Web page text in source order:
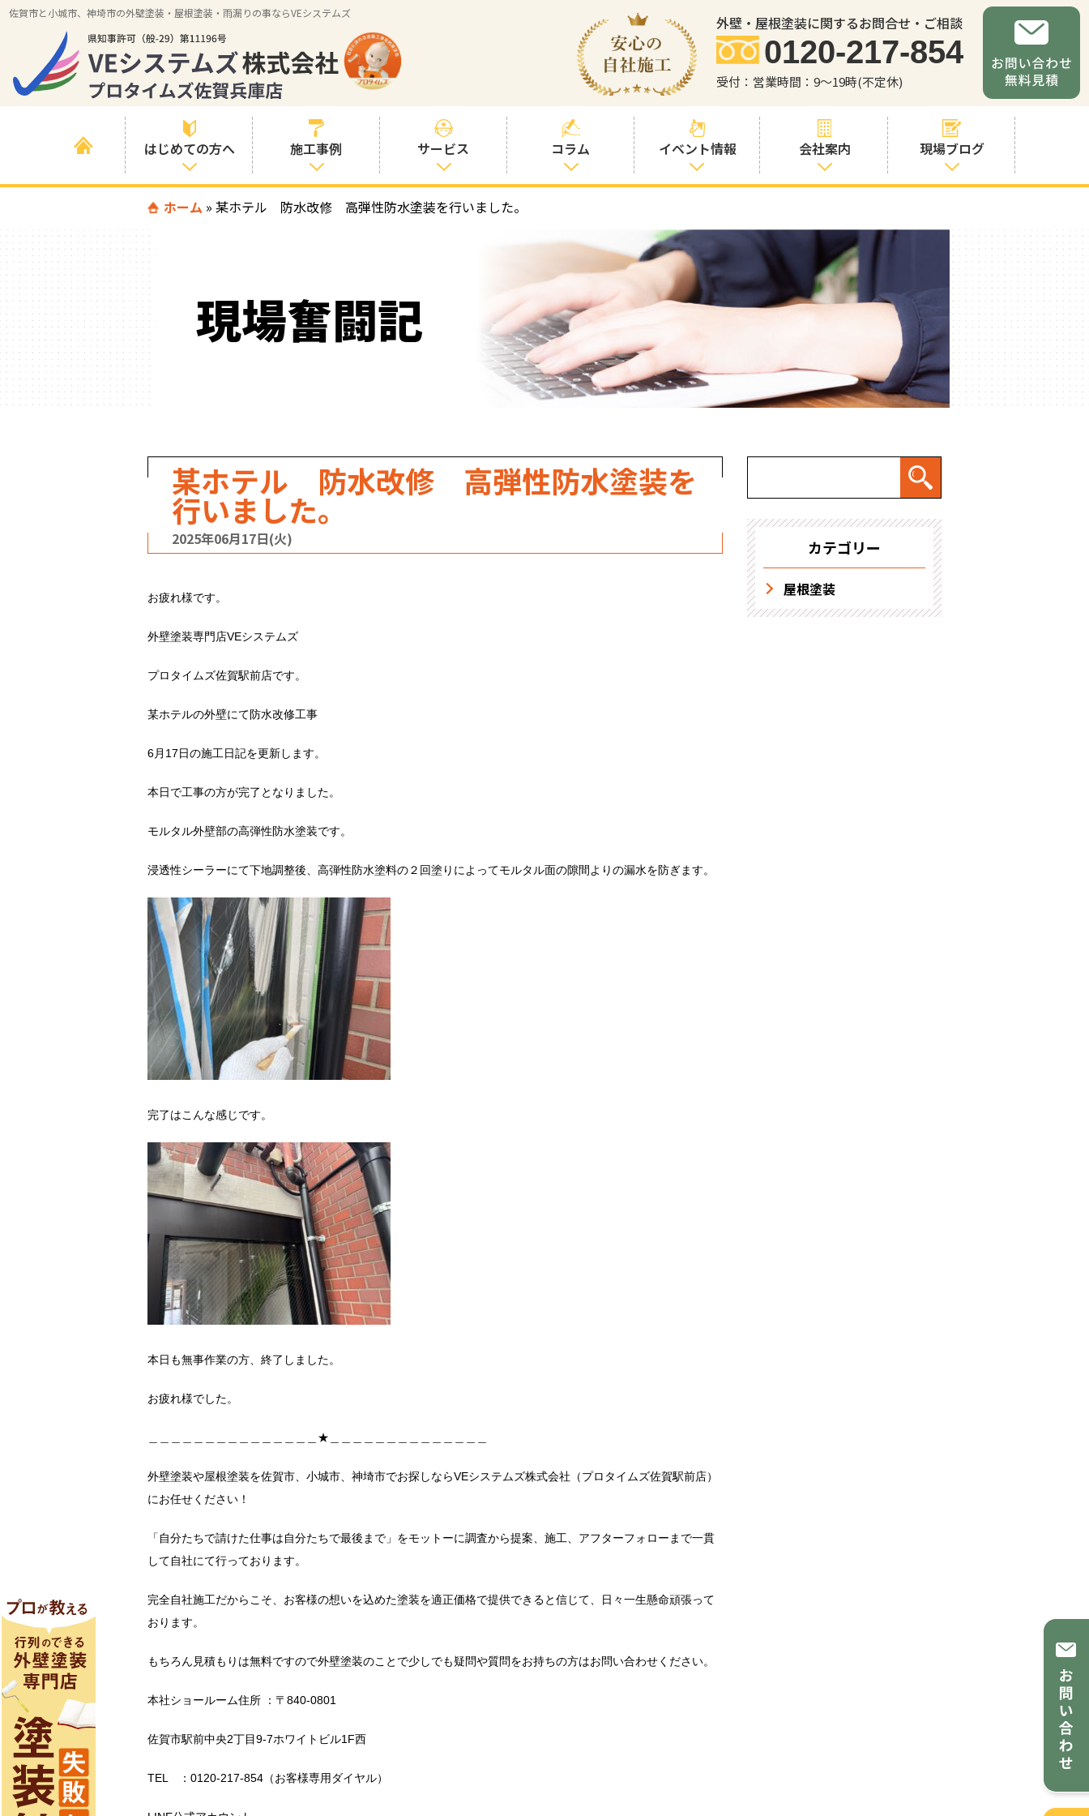
佐賀市と小城市、神埼市の外壁塗装・屋根塗装・雨漏りの事ならVEシステムズ
外壁・屋根塗装に関するお問合せ・ご相談
0120-217-854
受付：営業時間：9～19時(不定休)
はじめての方へ
はじめて外壁塗
いる方へ
喜んでいただけ
る３つの理由
施工事例
すべての事例
例
色の事例
サービス
塗装プランと価
お客様との交流
を大切に
見積書の見方
コラム
塗装コラム
塗料コラム
イベント情報 会社案内
職人・スタッフ
紹介
お問い合わせか
らの流れ
求人情報
現場ブログ
ホーム » 某ホテル 防水改修 高弾性防水塗装を行いました。
現場奮闘記
某ホテル 防水改修 高弾性防水塗装を
行いました。
2025年06月17日(火)
お疲れ様です。
外壁塗装専門店VEシステムズ
プロタイムズ佐賀駅前店です。
某ホテルの外壁にて防水改修工事
6月17日の施工日記を更新します。
本日で工事の方が完了となりました。
モルタル外壁部の高弾性防水塗装です。
浸透性シーラーにて下地調整後、高弾性防水塗料の２回塗りによってモルタル面の隙間よりの漏水を防ぎます。
完了はこんな感じです。
本日も無事作業の方、終了しました。
お疲れ様でした。
＿＿＿＿＿＿＿＿＿＿＿＿＿＿＿★＿＿＿＿＿＿＿＿＿＿＿＿＿＿
外壁塗装や屋根塗装を佐賀市、小城市、神埼市でお探しならVEシステムズ株式会社（プロタイムズ佐賀駅前店）
にお任せください！
「自分たちで請けた仕事は自分たちで最後まで」をモットーに調査から提案、施工、アフターフォローまで一貫
して自社にて行っております。
完全自社施工だからこそ、お客様の想いを込めた塗装を適正価格で提供できると信じて、日々一生懸命頑張って
おります。
もちろん見積もりは無料ですので外壁塗装のことで少しでも疑問や質問をお持ちの方はお問い合わせください。
本社ショールーム住所 ：〒840-0801
佐賀市駅前中央2丁目9-7ホワイトビル1F西
TEL ：0120-217-854（お客様専用ダイヤル）
カテゴリー
屋根塗装